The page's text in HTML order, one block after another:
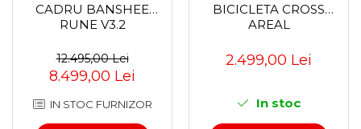
Pinioane
Roți spate
Set roți
Accesorii roți
CADRU BANSHEE
RUNE V3.2
12.495,00 Lei
8.499,00 Lei
IN STOC FURNIZOR
BICICLETA CROSS
AREAL
2.499,00 Lei
In stoc